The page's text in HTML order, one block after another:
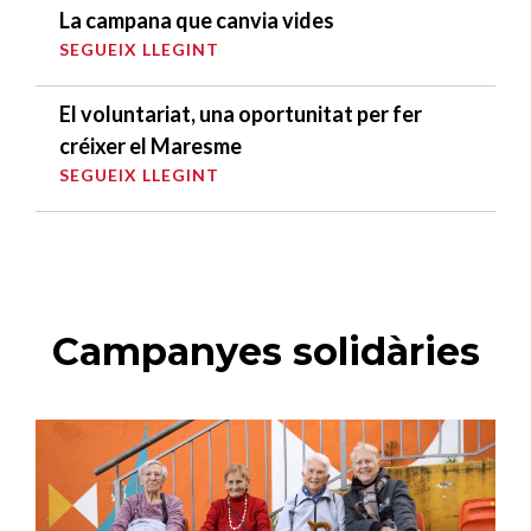
La campana que canvia vides
SEGUEIX LLEGINT
El voluntariat, una oportunitat per fer
créixer el Maresme
SEGUEIX LLEGINT
Campanyes solidàries